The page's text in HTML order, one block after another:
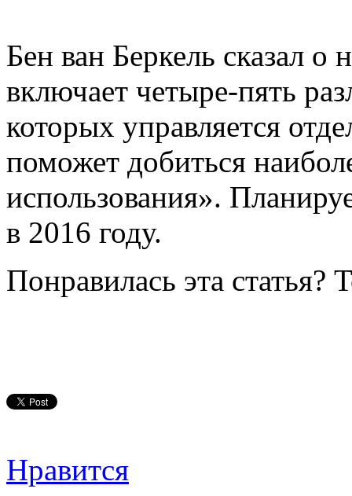
Бен ван Беркель сказал
включает четыре-пять
которых управляется
поможет добиться
использования».
в 2016 году.
Понравилась эта статья?
Нравится